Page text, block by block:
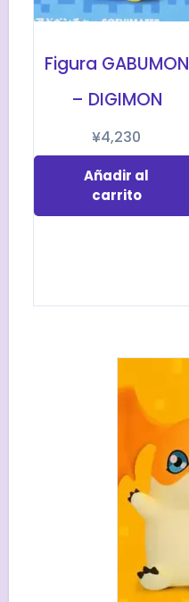
Figura GABUMON
– DIGIMON
¥4,230
Añadir al
carrito